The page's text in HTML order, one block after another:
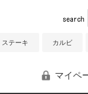
ステーキ カルビ
マイペ